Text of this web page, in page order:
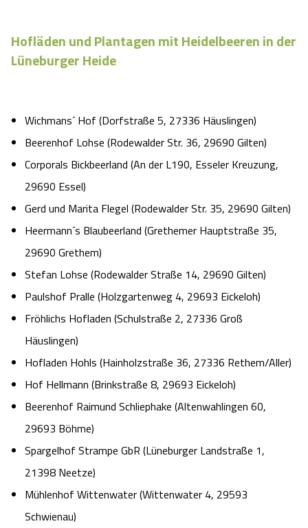
Hofläden und Plantagen mit Heidelbeeren in der
Lüneburger Heide
Wichmans´ Hof (Dorfstraße 5, 27336 Häuslingen)
Beerenhof Lohse (Rodewalder Str. 36, 29690 Gilten)
Corporals Bickbeerland (An der L190, Esseler Kreuzung,
29690 Essel)
Gerd und Marita Flegel (Rodewalder Str. 35, 29690 Gilten)
Heermann´s Blaubeerland (Grethemer Hauptstraße 35,
29690 Grethem)
Stefan Lohse (Rodewalder Straße 14, 29690 Gilten)
Paulshof Pralle (Holzgartenweg 4, 29693 Eickeloh)
Fröhlichs Hofladen (Schulstraße 2, 27336 Groß
Häuslingen)
Hofladen Hohls (Hainholzstraße 36, 27336 Rethem/Aller)
Hof Hellmann (Brinkstraße 8, 29693 Eickeloh)
Beerenhof Raimund Schliephake (Altenwahlingen 60,
29693 Böhme)
Spargelhof Strampe GbR (Lüneburger Landstraße 1,
21398 Neetze)
Mühlenhof Wittenwater (Wittenwater 4, 29593
Schwienau)